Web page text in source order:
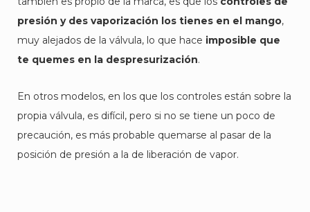
presión y des vaporización los tienes en el mango,
muy alejados de la válvula, lo que hace imposible que
te quemes en la despresurización.
En otros modelos, en los que los controles están sobre la
propia válvula, es difícil, pero si no se tiene un poco de
precaución, es más probable quemarse al pasar de la
posición de presión a la de liberación de vapor.